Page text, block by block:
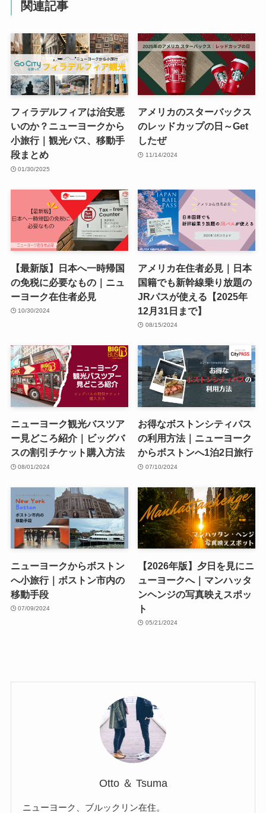
関連記事
フィラデルフィアは治安悪
いのか？ニューヨークから
小旅行｜観光パス、移動手
段まとめ
01/30/2025
アメリカのスターバックス
のレッドカップの日～Get
したぜ
11/14/2024
【最新版】日本へ一時帰国
の免税に必要なもの｜ニュ
ーヨーク在住者必見
10/30/2024
アメリカ在住者必見｜日本
国籍でも新幹線乗り放題の
JRパスが使える【2025年
12月31日まで】
08/15/2024
ニューヨーク観光バスツア
ー見どころ紹介｜ビッグバ
スの割引チケット購入方法
08/01/2024
お得なボストンシティパス
の利用方法｜ニューヨーク
からボストンへ1泊2日旅行
07/10/2024
ニューヨークからボストン
へ小旅行｜ボストン市内の
移動手段
07/09/2024
【2026年版】夕日を見にニ
ューヨークへ｜マンハッタ
ンヘンジの写真映えスポッ
ト
05/21/2024
Otto ＆ Tsuma
ニューヨーク、ブルックリン在住。